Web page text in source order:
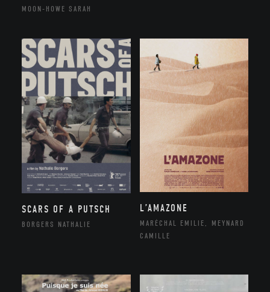
MOON-HOWE SARAH
SCARS OF A PUTSCH
BORGERS NATHALIE
L’AMAZONE
MARÉCHAL EMILIE, MEYNARD
CAMILLE